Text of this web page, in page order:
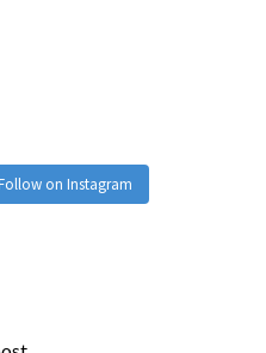
on Instagram